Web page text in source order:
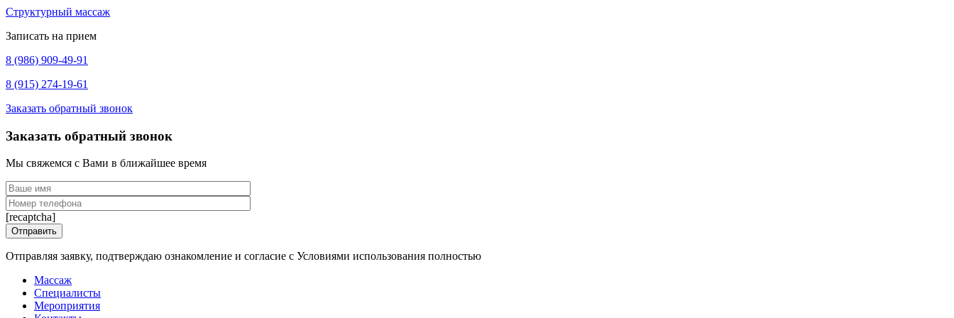
Структурный массаж
Записать на прием
8 (986) 909-49-91
8 (915) 274-19-61
Заказать обратный звонок
Заказать обратный звонок
Мы свяжемся с Вами в ближайшее время
[recaptcha]
Отправляя заявку, подтверждаю ознакомление и согласие с Условиями использования полностью
Массаж
Специалисты
Мероприятия